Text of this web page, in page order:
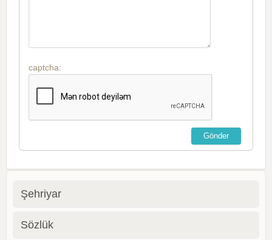
captcha:
Şehriyar
Sözlük